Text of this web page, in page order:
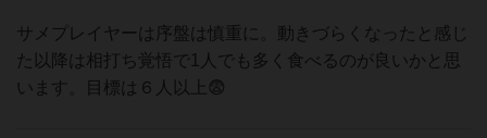
サメプレイヤーは序盤は慎重に。動きづらくなったと感じ
た以降は相打ち覚悟で1人でも多く食べるのが良いかと思
います。目標は６人以上😨